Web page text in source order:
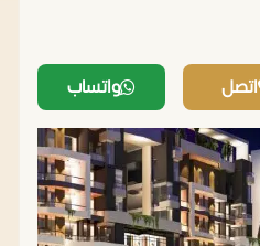
اتصل واتساب